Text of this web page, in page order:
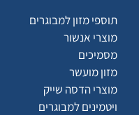
תוספי מזון למבוגרים
מוצרי אנשור
מסמיכים
מזון מועשר
מוצרי הדסה שייק
ויטמינים למבוגרים